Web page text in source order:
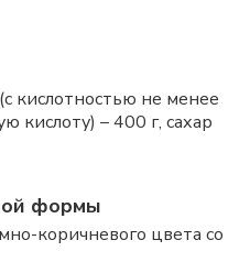
кислотностью не менее
кислоту) – 400 г, сахар
формы
коричневого цвета со